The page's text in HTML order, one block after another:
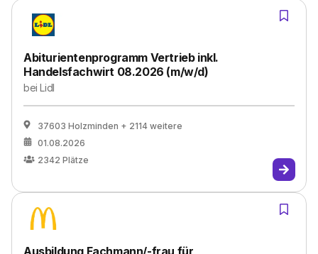
Abiturientenprogramm Vertrieb inkl.
Handelsfachwirt 08.2026 (m/w/d)
beiLidl
37603 Holzminden + 2114 weitere
01.08.2026
2342 Plätze
Ausbildung Fachmann/-frau für